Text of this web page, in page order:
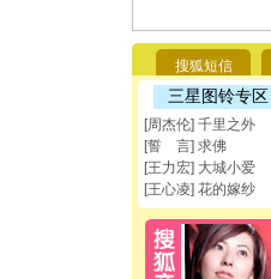
搜狐短信
三星图铃专区
[周杰伦] 千里之外
[誓 言] 求佛
[王力宏] 大城小爱
[王心凌] 花的嫁纱